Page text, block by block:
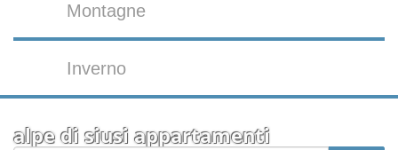
Montagne
Inverno
alpe di siusi appartamenti